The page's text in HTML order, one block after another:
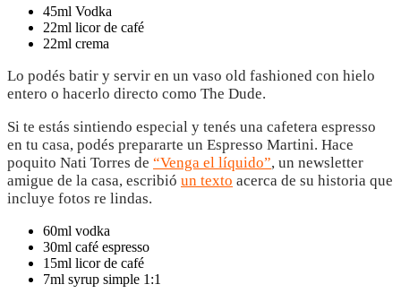
45ml Vodka
22ml licor de café
22ml crema
Lo podés batir y servir en un vaso old fashioned con hielo
entero o hacerlo directo como The Dude.
Si te estás sintiendo especial y tenés una cafetera espresso
en tu casa, podés prepararte un Espresso Martini. Hace
poquito Nati Torres de “Venga el líquido”, un newsletter
amigue de la casa, escribió un texto acerca de su historia que
incluye fotos re lindas.
60ml vodka
30ml café espresso
15ml licor de café
7ml syrup simple 1:1